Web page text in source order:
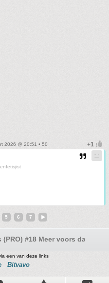
2026 @ 20:51 • 50
5 6 7
#18 Meer voors dan
een van deze links
Bitvavo